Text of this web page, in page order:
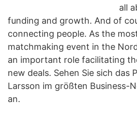
all
funding and growth. And of
connecting people. As the
matchmaking event in the
an important role facilitating
new deals. Sehen Sie sich das
Larsson im größten Business-
an.